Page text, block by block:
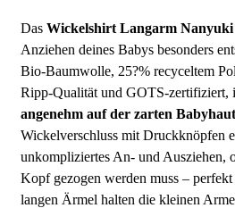
Das Wickelshirt Langarm Nanyuki
Anziehen deines Babys besonders
Bio-Baumwolle, 25?% recyceltem
Ripp-Qualität und GOTS-zertifiziert,
angenehm auf der zarten Babyhaut
Wickelverschluss mit Druckknöpfen
unkompliziertes An- und Ausziehen,
Kopf gezogen werden muss –
langen Ärmel halten die kleinen